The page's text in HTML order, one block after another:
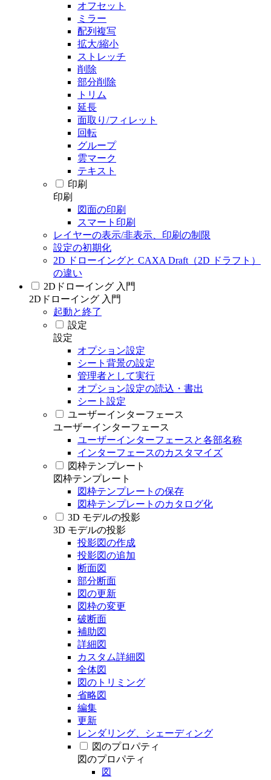
オフセット
ミラー
配列複写
拡大/縮小
ストレッチ
削除
部分削除
トリム
延長
面取り/フィレット
回転
グループ
雲マーク
テキスト
印刷
印刷
図面の印刷
スマート印刷
レイヤーの表示/非表示、印刷の制限
設定の初期化
2D ドローイングと CAXA Draft（2D ドラフト）
の違い
2Dドローイング 入門
2Dドローイング 入門
起動と終了
設定
設定
オプション設定
シート背景の設定
管理者として実行
オプション設定の読込・書出
シート設定
ユーザーインターフェース
ユーザーインターフェース
ユーザーインターフェースと各部名称
インターフェースのカスタマイズ
図枠テンプレート
図枠テンプレート
図枠テンプレートの保存
図枠テンプレートのカタログ化
3D モデルの投影
3D モデルの投影
投影図の作成
投影図の追加
断面図
部分断面
図の更新
図枠の変更
破断面
補助図
詳細図
カスタム詳細図
全体図
図のトリミング
省略図
編集
更新
レンダリング、シェーディング
図のプロパティ
図のプロパティ
図